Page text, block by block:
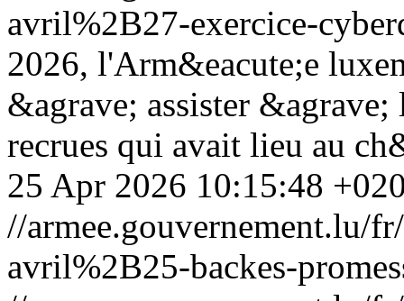
avril%2B27-exercice-
2026, l'Arm&eacute;e
&agrave; assister &agrave;
recrues qui avait lieu au
25 Apr 2026 10:15:48
//armee.gouvernement.lu/
avril%2B25-backes-